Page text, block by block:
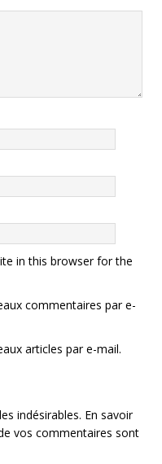
in this browser for the
commentaires par e-
articles par e-mail.
indésirables. En savoir
vos commentaires sont